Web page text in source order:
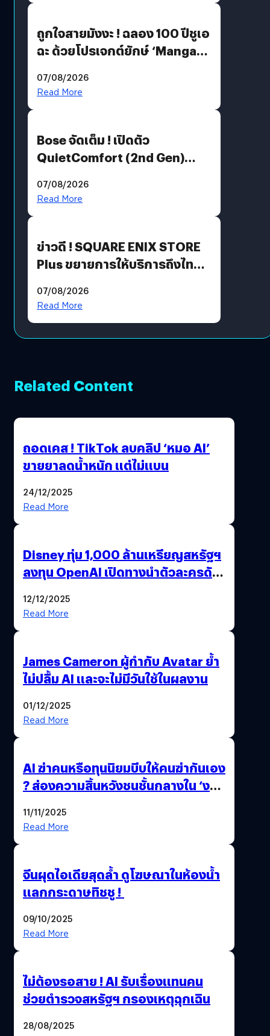
ถูกใจสายมังงะ ! ฉลอง 100 ปีชูเอ
ฉะ ด้วยโปรเจกต์ยักษ์ ‘Manga
มีภาษาไทยด้วย
07/08/2026
Read More
Bose จัดเต็ม ! เปิดตัว
QuietComfort (2nd Gen)
07/08/2026
Read More
ข่าวดี ! SQUARE ENIX STORE
Plus ขยายการให้บริการถึงไทย
โดยตรง
07/08/2026
Read More
Related Content
ถอดเคส ! TikTok ลบคลิป ‘หมอ AI’
ขายยาลดน้ำหนัก แต่ไม่แบน
24/12/2025
Read More
Disney ทุ่ม 1,000 ล้านเหรียญสหรัฐฯ
ลงทุน OpenAI เปิดทางนำตัวละครดัง
12/12/2025
Read More
James Cameron ผู้กำกับ Avatar ย้ำ
ไม่ปลื้ม AI และจะไม่มีวันใช้ในผลงาน
01/12/2025
Read More
AI ฆ่าคนหรือทุนนิยมบีบให้คนฆ่ากันเอง
? ส่องความสิ้นหวังชนชั้นกลางใน ‘งาน
11/11/2025
Read More
จีนผุดไอเดียสุดล้ำ ดูโฆษณาในห้องน้ำ
แลกกระดาษทิชชู !
09/10/2025
Read More
ไม่ต้องรอสาย ! AI รับเรื่องแทนคน
ช่วยตำรวจสหรัฐฯ กรองเหตุฉุกเฉิน
28/08/2025